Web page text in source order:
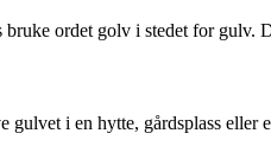
ordet golv i stedet for gulv.
i en hytte, gårdsplass